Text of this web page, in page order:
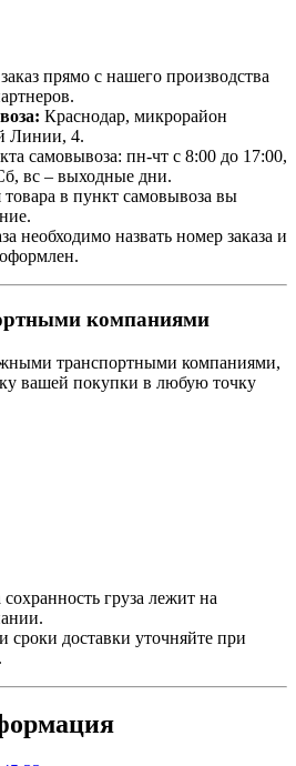
прямо с нашего производства
Краснодар, микрорайон
Линии, 4.
самовывоза: пн-чт с 8:00 до 17:00,
вс – выходные дни.
в пункт самовывоза вы
необходимо назвать номер заказа и
компаниями
транспортными компаниями,
вашей покупки в любую точку
сохранность груза лежит на
сроки доставки уточняйте при